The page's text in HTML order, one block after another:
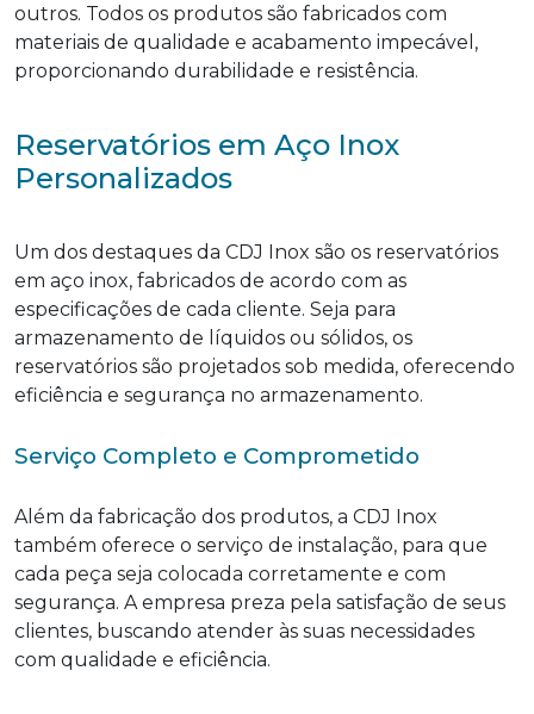
outros. Todos os produtos são fabricados com
materiais de qualidade e acabamento impecável,
proporcionando durabilidade e resistência.
Reservatórios em Aço Inox
Personalizados
Um dos destaques da CDJ Inox são os reservatórios
em aço inox, fabricados de acordo com as
especificações de cada cliente. Seja para
armazenamento de líquidos ou sólidos, os
reservatórios são projetados sob medida, oferecendo
eficiência e segurança no armazenamento.
Serviço Completo e Comprometido
Além da fabricação dos produtos, a CDJ Inox
também oferece o serviço de instalação, para que
cada peça seja colocada corretamente e com
segurança. A empresa preza pela satisfação de seus
clientes, buscando atender às suas necessidades
com qualidade e eficiência.